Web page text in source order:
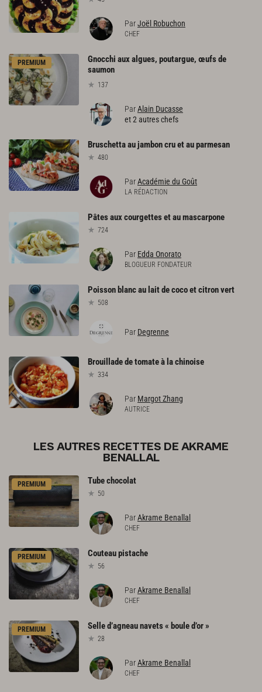
ParJoël Robuchon
CHEF
PREMIUM
Gnocchi aux algues, poutargue, œufs de
saumon
137
ParAlain Ducasse
et 2 autres chefs
Bruschettaaujamboncruetauparmesan
480
ParAcadémie du Goût
LA RÉDACTION
Pâtesauxcourgettesetaumascarpone
724
Par Edda Onorato
BLOGUEUR FONDATEUR
Poisson blancau laitdecocoetcitronvert
508
Par Degrenne
Brouilladedetomateà lachinoise
334
Par Margot Zhang
AUTRICE
LES AUTRES RECETTES DE AKRAME
BENALLAL
PREMIUM Tubechocolat
50
ParAkrame Benallal
CHEF
PREMIUM Couteaupistache
56
ParAkrame Benallal
CHEF
PREMIUM Selled’agneaunavets« bouled’or»
28
ParAkrame Benallal
CHEF